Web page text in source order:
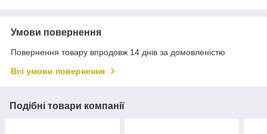
Умови повернення
Повернення товару впродовж 14 днів за домовленістю
Всі умови повернення
Подібні товари компанії